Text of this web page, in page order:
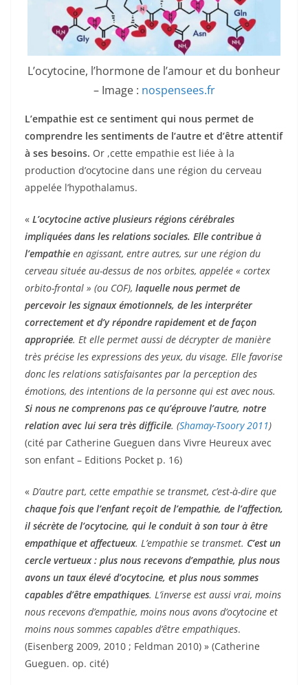
L’ocytocine, l’hormone de l’amour et du bonheur
– Image : nospensees.fr
L’empathie est ce sentiment qui nous permet de
comprendre les sentiments de l’autre et d’être attentif
à ses besoins. Or ,cette empathie est liée à la
production d’ocytocine dans une région du cerveau
appelée l’hypothalamus.
« L’ocytocine active plusieurs régions cérébrales
impliquées dans les relations sociales. Elle contribue à
l’empathie en agissant, entre autres, sur une région du
cerveau située au-dessus de nos orbites, appelée « cortex
orbito-frontal » (ou COF), laquelle nous permet de
percevoir les signaux émotionnels, de les interpréter
correctement et d’y répondre rapidement et de façon
appropriée. Et elle permet aussi de décrypter de manière
très précise les expressions des yeux, du visage. Elle favorise
donc les relations satisfaisantes par la perception des
émotions, des intentions de la personne qui est avec nous.
Si nous ne comprenons pas ce qu’éprouve l’autre, notre
relation avec lui sera très difficile. (Shamay-Tsoory 2011)
(cité par Catherine Gueguen dans Vivre Heureux avec
son enfant – Editions Pocket p. 16)
« D’autre part, cette empathie se transmet, c’est-à-dire que
chaque fois que l’enfant reçoit de l’empathie, de l’affection,
il sécrète de l’ocytocine, qui le conduit à son tour à être
empathique et affectueux. L’empathie se transmet. C’est un
cercle vertueux : plus nous recevons d’empathie, plus nous
avons un taux élevé d’ocytocine, et plus nous sommes
capables d’être empathiques. L’inverse est aussi vrai, moins
nous recevons d’empathie, moins nous avons d’ocytocine et
moins nous sommes capables d’être empathiques.
(Eisenberg 2009, 2010 ; Feldman 2010) » (Catherine
Gueguen. op. cité)